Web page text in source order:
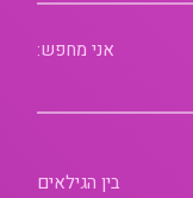
אני מחפש:
בין הגילאים